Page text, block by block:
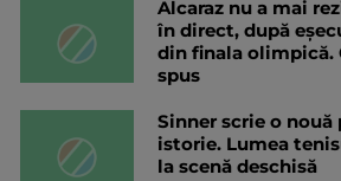
Alcaraz nu a mai
în direct, după
din finala olimpică.
spus
Sinner scrie o nouă
istorie. Lumea
la scenă deschisă